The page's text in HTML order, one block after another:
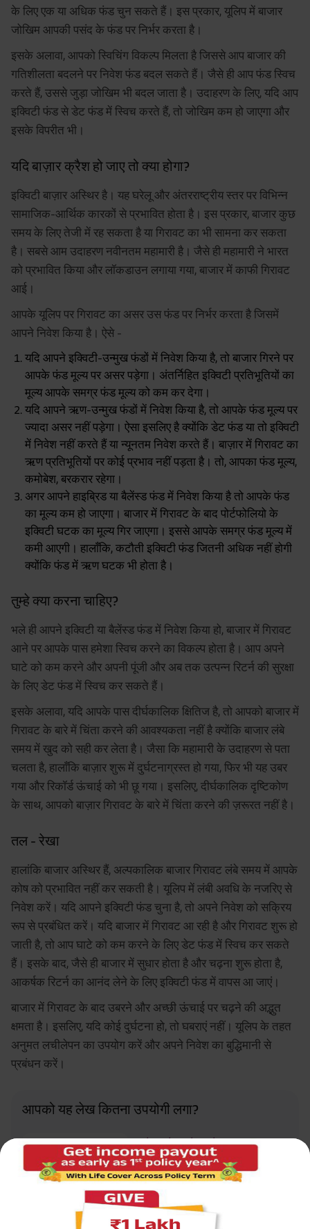
के लिए एक या अधिक फंड चुन सकते हैं। इस प्रकार, यूलिप में बाजार
जोखिम आपकी पसंद के फंड पर निर्भर करता है।
इसके अलावा, आपको स्विचिंग विकल्प मिलता है जिससे आप बाजार की
गतिशीलता बदलने पर निवेश फंड बदल सकते हैं। जैसे ही आप फंड स्विच
करते हैं, उससे जुड़ा जोखिम भी बदल जाता है। उदाहरण के लिए, यदि आप
इक्विटी फंड से डेट फंड में स्विच करते हैं, तो जोखिम कम हो जाएगा और
इसके विपरीत भी।
यदि बाज़ार क्रैश हो जाए तो क्या होगा?
इक्विटी बाज़ार अस्थिर है। यह घरेलू और अंतरराष्ट्रीय स्तर पर विभिन्न
सामाजिक-आर्थिक कारकों से प्रभावित होता है। इस प्रकार, बाजार कुछ
समय के लिए तेजी में रह सकता है या गिरावट का भी सामना कर सकता
है। सबसे आम उदाहरण नवीनतम महामारी है। जैसे ही महामारी ने भारत
को प्रभावित किया और लॉकडाउन लगाया गया, बाजार में काफी गिरावट
आई।
आपके यूलिप पर गिरावट का असर उस फंड पर निर्भर करता है जिसमें
आपने निवेश किया है। ऐसे -
यदि आपने इक्विटी-उन्मुख फंडों में निवेश किया है, तो बाजार गिरने पर
आपके फंड मूल्य पर असर पड़ेगा। अंतर्निहित इक्विटी प्रतिभूतियों का
मूल्य आपके समग्र फंड मूल्य को कम कर देगा।
यदि आपने ऋण-उन्मुख फंडों में निवेश किया है, तो आपके फंड मूल्य पर
ज्यादा असर नहीं पड़ेगा। ऐसा इसलिए है क्योंकि डेट फंड या तो इक्विटी
में निवेश नहीं करते हैं या न्यूनतम निवेश करते हैं। बाज़ार में गिरावट का
ऋण प्रतिभूतियों पर कोई प्रभाव नहीं पड़ता है। तो, आपका फंड मूल्य,
कमोबेश, बरकरार रहेगा।
अगर आपने हाइब्रिड या बैलेंस्ड फंड में निवेश किया है तो आपके फंड
का मूल्य कम हो जाएगा। बाजार में गिरावट के बाद पोर्टफोलियो के
इक्विटी घटक का मूल्य गिर जाएगा। इससे आपके समग्र फंड मूल्य में
कमी आएगी। हालाँकि, कटौती इक्विटी फंड जितनी अधिक नहीं होगी
क्योंकि फंड में ऋण घटक भी होता है।
तुम्हे क्या करना चाहिए?
भले ही आपने इक्विटी या बैलेंस्ड फंड में निवेश किया हो, बाजार में गिरावट
आने पर आपके पास हमेशा स्विच करने का विकल्प होता है। आप अपने
घाटे को कम करने और अपनी पूंजी और अब तक उत्पन्न रिटर्न की सुरक्षा
के लिए डेट फंड में स्विच कर सकते हैं।
इसके अलावा, यदि आपके पास दीर्घकालिक क्षितिज है, तो आपको बाजार में
गिरावट के बारे में चिंता करने की आवश्यकता नहीं है क्योंकि बाजार लंबे
समय में खुद को सही कर लेता है। जैसा कि महामारी के उदाहरण से पता
चलता है, हालाँकि बाज़ार शुरू में दुर्घटनाग्रस्त हो गया, फिर भी यह उबर
गया और रिकॉर्ड ऊंचाई को भी छू गया। इसलिए, दीर्घकालिक दृष्टिकोण
के साथ, आपको बाज़ार गिरावट के बारे में चिंता करने की ज़रूरत नहीं है।
तल - रेखा
हालांकि बाजार अस्थिर हैं, अल्पकालिक बाजार गिरावट लंबे समय में आपके
कोष को प्रभावित नहीं कर सकती है। यूलिप में लंबी अवधि के नजरिए से
निवेश करें। यदि आपने इक्विटी फंड चुना है, तो अपने निवेश को सक्रिय
रूप से प्रबंधित करें। यदि बाजार में गिरावट आ रही है और गिरावट शुरू हो
जाती है, तो आप घाटे को कम करने के लिए डेट फंड में स्विच कर सकते
हैं। इसके बाद, जैसे ही बाजार में सुधार होता है और चढ़ना शुरू होता है,
आकर्षक रिटर्न का आनंद लेने के लिए इक्विटी फंड में वापस आ जाएं।
बाजार में गिरावट के बाद उबरने और अच्छी ऊंचाई पर चढ़ने की अद्भुत
क्षमता है। इसलिए, यदि कोई दुर्घटना हो, तो घबराएं नहीं। यूलिप के तहत
अनुमत लचीलेपन का उपयोग करें और अपने निवेश का बुद्धिमानी से
प्रबंधन करें।
आपको यह लेख कितना उपयोगी लगा?
3.4
Rated by